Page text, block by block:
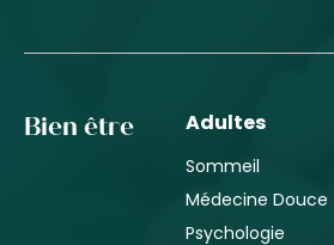
Bien être Adultes
Sommeil
Médecine Douce
Psychologie